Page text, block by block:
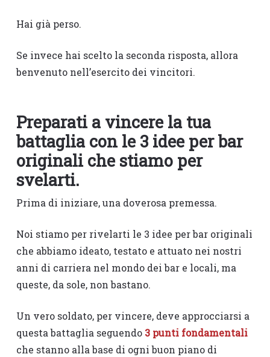
Hai già perso.
Se invece hai scelto la seconda risposta, allora
benvenuto nell’esercito dei vincitori.
Preparati a vincere la tua
battaglia con le 3 idee per bar
originali che stiamo per
svelarti.
Prima di iniziare, una doverosa premessa.
Noi stiamo per rivelarti le 3 idee per bar originali
che abbiamo ideato, testato e attuato nei nostri
anni di carriera nel mondo dei bar e locali, ma
queste, da sole, non bastano.
Un vero soldato, per vincere, deve approcciarsi a
questa battaglia seguendo 3 punti fondamentali
che stanno alla base di ogni buon piano di